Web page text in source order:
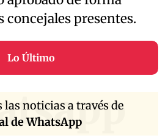
presentes.
Lo Último
las noticias a través de
de WhatsApp